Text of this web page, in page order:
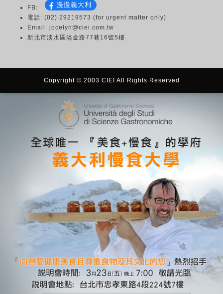
FB: 漫慢義大利
電話: (02) 29219573 (for urgent matter only)
Email: jocelyn@ciei.com.tw
新北市淡水區淡金路77巷16號5樓
Copyright © 2003 CIEI All Rights Reserved